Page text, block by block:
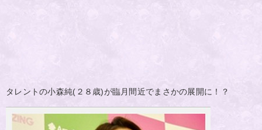
タレントの小森純(２８歳)が臨月間近でまさかの展開に！？